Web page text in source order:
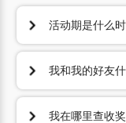
活动期是什么
活动期从2026年4
必须在此期间内
我和我的好友
一旦您的好友完成
入您绑定的个人同
我在哪里查收